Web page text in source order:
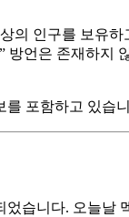
인구를 보유
언은 존재하지
를 포함하고 있습
습니다. 오늘날